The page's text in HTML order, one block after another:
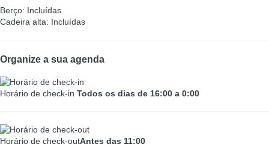
Berço: Incluídas
Cadeira alta: Incluídas
Organize a sua agenda
Horário de check-in Todos os dias de 16:00 a 0:00
Horário de check-outAntes das 11:00